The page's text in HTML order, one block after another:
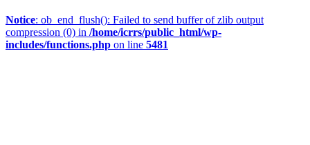
Notice: ob_end_flush(): Failed to send buffer of zlib output
compression (0) in /home/icrrs/public_html/wp-
includes/functions.php on line 5481